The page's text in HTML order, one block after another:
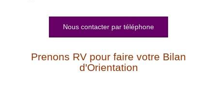
Nous contacter par téléphone
Prenons RV pour faire votre Bilan
d'Orientation